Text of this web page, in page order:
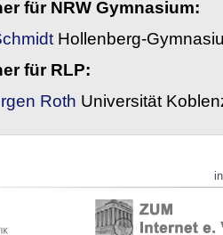
für NRW Gymnasium:
Hollenberg-
für RLP:
Roth Universität